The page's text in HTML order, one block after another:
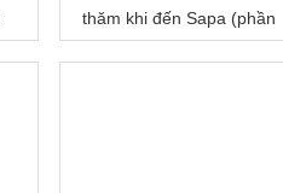
thăm khi đến Sapa (phần